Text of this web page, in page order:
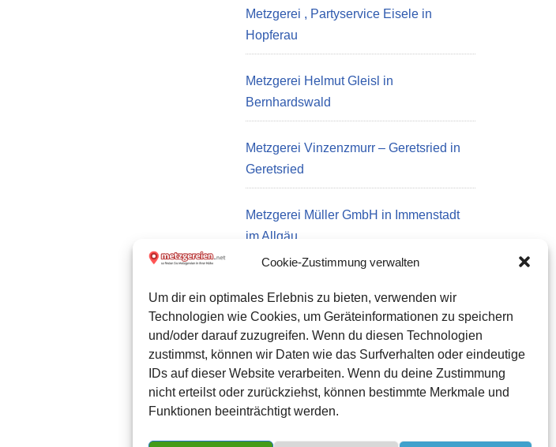
Cookie-Zustimmung verwalten
Um dir ein optimales Erlebnis zu bieten, verwenden wir
Technologien wie Cookies, um Geräteinformationen zu speichern
und/oder darauf zuzugreifen. Wenn du diesen Technologien
zustimmst, können wir Daten wie das Surfverhalten oder eindeutige
IDs auf dieser Website verarbeiten. Wenn du deine Zustimmung
nicht erteilst oder zurückziehst, können bestimmte Merkmale und
Funktionen beeinträchtigt werden.
Metzgerei , Partyservice Eisele in
Hopferau
Metzgerei Helmut Gleisl in
Bernhardswald
Metzgerei Vinzenzmurr – Geretsried in
Geretsried
Metzgerei Müller GmbH in Immenstadt
im Allgäu
Datenschutz
Kontakt zu uns
Impressum
Cookie-Richtlinie (EU)